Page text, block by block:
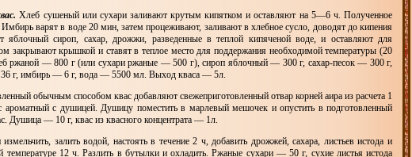
Хлеб сушеный или сухари заливают крутым кипятком и оставляют на 5—6 ч. Полученное
варят в воде 20 мин, затем процеживают, заливают в хлебное сусло, доводят до кипения
яблочный сироп, сахар, дрожжи, разведенные в теплой кипяченой воде, и оставляют для
закрывают крышкой и ставят в теплое место для поддержания необходимой температуры (20
— 800 г (или сухари ржаные — 500 г), сироп яблочный — 300 г, сахар-песок — 300 г,
г, имбирь — 6 г, вода — 5500 мл. Выход кваса — 5л.
обычным способом квас добавляют свежеприготовленный отвар корней аира из расчета 1
ароматный с душицей. Душицу поместить в марлевый мешочек и опустить в подготовленный
Душица — 10 г, квас из квасного концентрата — 1л.
залить водой, настоять в течение 2 ч, добавить дрожжей, сахара, листьев истода и
температуре 12 ч. Разлить в бутылки и охладить. Ржаные сухари — 50 г, сухие листья истода